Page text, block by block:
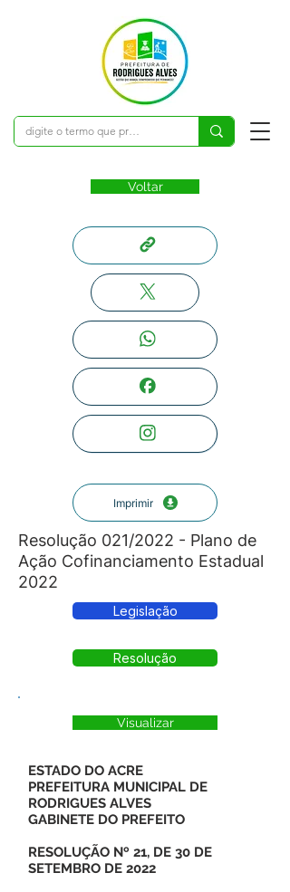
Voltar
Imprimir
Resolução 021/2022 - Plano de
Ação Cofinanciamento Estadual
2022
Legislação
Resolução
Visualizar
ESTADO DO ACRE
PREFEITURA MUNICIPAL DE
RODRIGUES ALVES
GABINETE DO PREFEITO
RESOLUÇÃO Nº 21, DE 30 DE
SETEMBRO DE 2022